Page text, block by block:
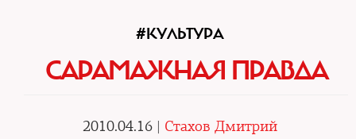
#КУЛЬТУРА
САРАМАЖНАЯ ПРАВДА
2010.04.16 | Стахов Дмитрий